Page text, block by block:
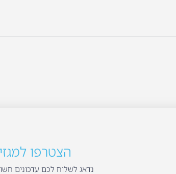
הצטרפו
נדאג לשלוח לכם עדכונים